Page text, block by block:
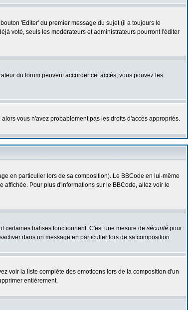
'Editer' du premier message du sujet (il a toujours le
voté, seuls les modérateurs et administrateurs pourront l'éditer
du forum peuvent accorder cet accès, vous pouvez les
vous n'avez probablement pas les droits d'accès appropriés.
en particulier lors de sa composition). Le BBCode en lui-même
affichée. Pour plus d'informations sur le BBCode, allez voir le
certaines balises fonctionnent. C'est une mesure de sécurité pour
dans un message en particulier lors de sa composition.
voir la liste complète des emoticons lors de la composition d'un
entièrement.